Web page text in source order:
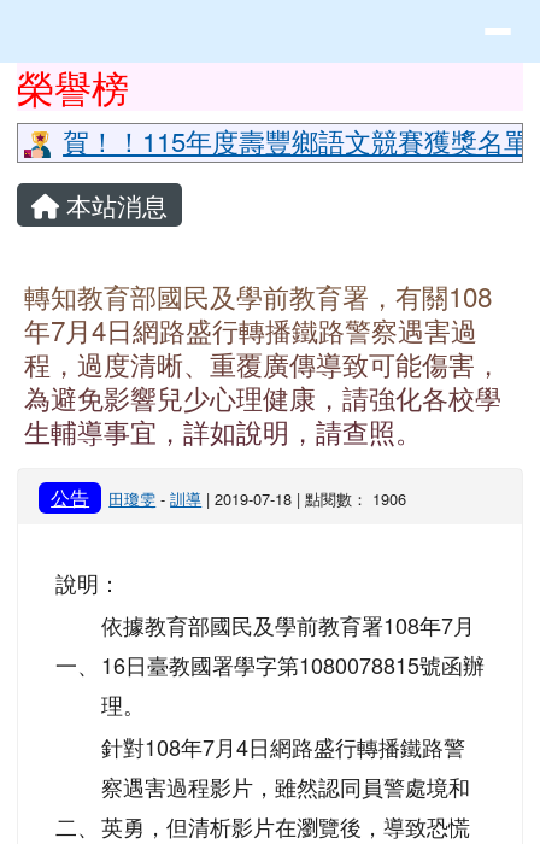
上中區域內容
榮譽榜
賀！！115年度壽豐鄉語文競賽獲獎名
主內容區域
本站消息
轉知教育部國民及學前教育署，有關108
年7月4日網路盛行轉播鐵路警察遇害過
程，過度清晰、重覆廣傳導致可能傷害，
為避免影響兒少心理健康，請強化各校學
生輔導事宜，詳如說明，請查照。
公告 田瓊雯 -訓導 | 2019-07-18 | 點閱數： 1906
說明：
一、
依據教育部國民及學前教育署108年7月
16日臺教國署學字第1080078815號函辦
理。
二、
針對108年7月4日網路盛行轉播鐵路警
察遇害過程影片，雖然認同員警處境和
英勇，但清析影片在瀏覽後，導致恐慌
頁尾區域